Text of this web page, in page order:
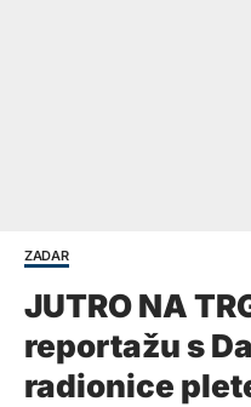
ZADAR
JUTRO NA
reportažu s
radionice